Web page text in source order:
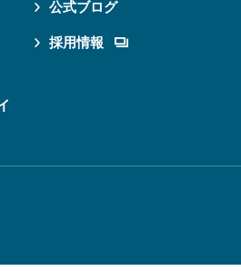
公式ブログ
採用情報